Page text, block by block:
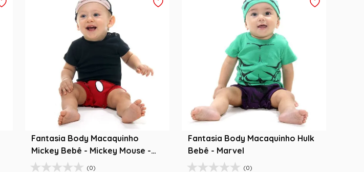
Fantasia Body Macaquinho
Mickey Bebê - Mickey Mouse -
Disney
(0)
Fantasia Body Macaquinho Hulk
Bebê - Marvel
(0)